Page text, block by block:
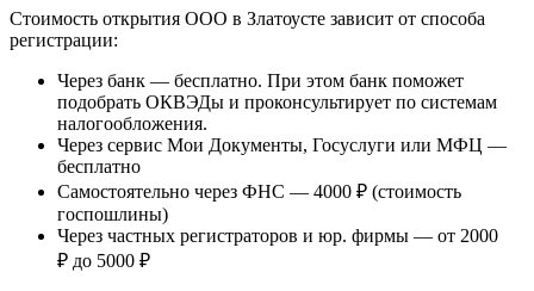
Стоимость открытия ООО в Златоусте зависит от способа
регистрации:
Через банк — бесплатно. При этом банк поможет
подобрать ОКВЭДы и проконсультирует по системам
налогообложения.
Через сервис Мои Документы, Госуслуги или МФЦ —
бесплатно
Самостоятельно через ФНС — 4000 ₽ (стоимость
госпошлины)
Через частных регистраторов и юр. фирмы — от 2000
₽ до 5000 ₽